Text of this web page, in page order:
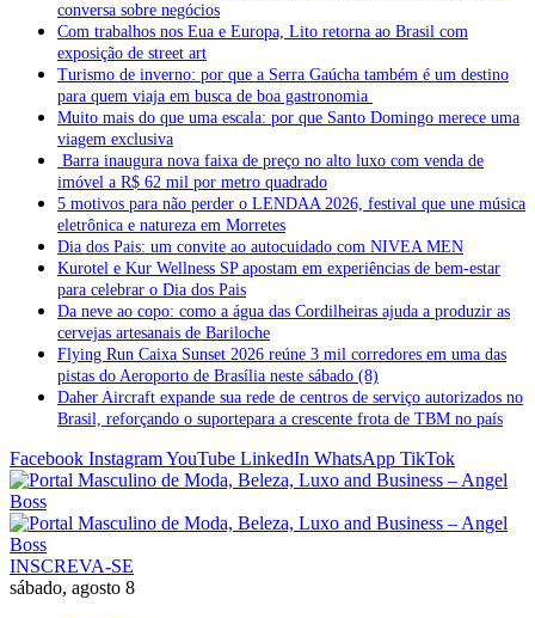
conversa sobre negócios
Com trabalhos nos Eua e Europa, Lito retorna ao Brasil com
exposição de street art
Turismo de inverno: por que a Serra Gaúcha também é um destino
para quem viaja em busca de boa gastronomia
Muito mais do que uma escala: por que Santo Domingo merece uma
viagem exclusiva
Barra inaugura nova faixa de preço no alto luxo com venda de
imóvel a R$ 62 mil por metro quadrado
5 motivos para não perder o LENDAA 2026, festival que une música
eletrônica e natureza em Morretes
Dia dos Pais: um convite ao autocuidado com NIVEA MEN
Kurotel e Kur Wellness SP apostam em experiências de bem-estar
para celebrar o Dia dos Pais
Da neve ao copo: como a água das Cordilheiras ajuda a produzir as
cervejas artesanais de Bariloche
Flying Run Caixa Sunset 2026 reúne 3 mil corredores em uma das
pistas do Aeroporto de Brasília neste sábado (8)
Daher Aircraft expande sua rede de centros de serviço autorizados no
Brasil, reforçando o suportepara a crescente frota de TBM no país
Facebook InstagramYouTube LinkedIn WhatsApp TikTok
INSCREVA-SE
sábado, agosto 8